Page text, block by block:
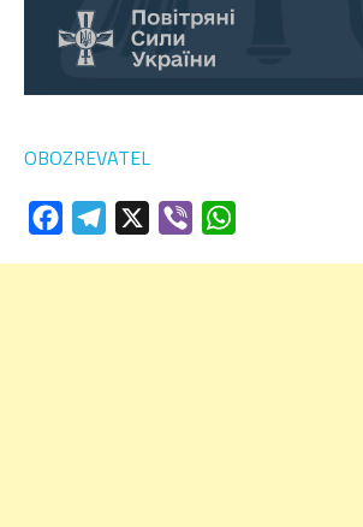
OBOZREVATEL
FacebookTelegram Viber